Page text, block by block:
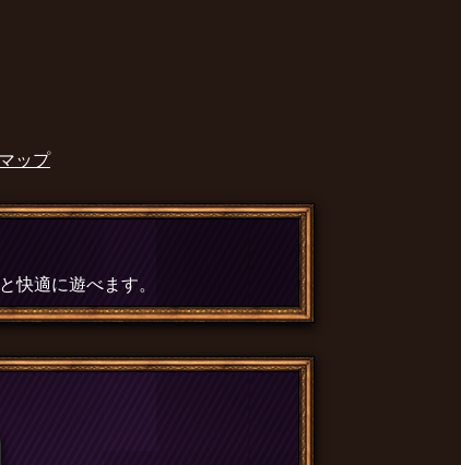
ップ
快適に遊べます。